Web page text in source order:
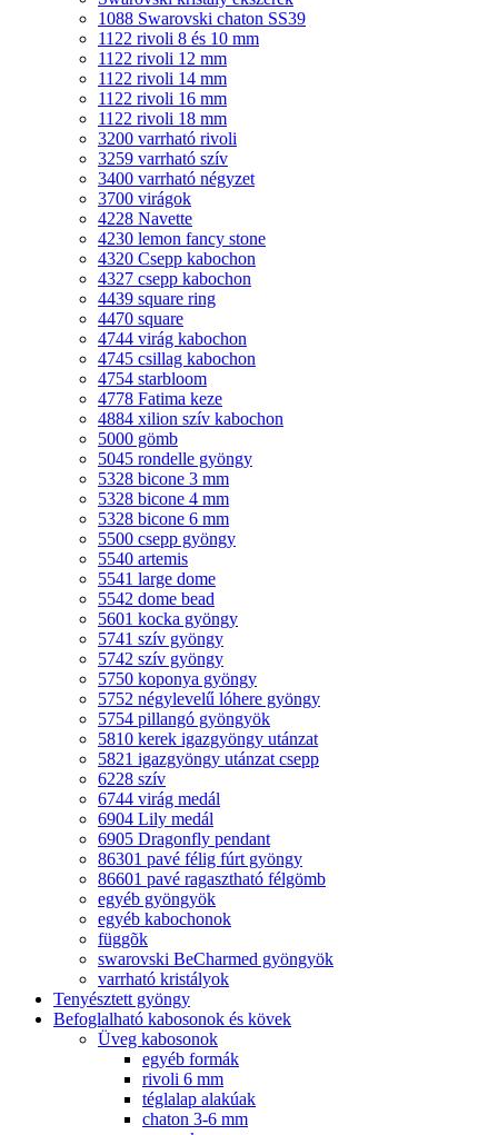
1088 Swarovski chaton SS39
1122 rivoli 8 és 10 mm
1122 rivoli 12 mm
1122 rivoli 14 mm
1122 rivoli 16 mm
1122 rivoli 18 mm
3200 varrható rivoli
3259 varrható szív
3400 varrható négyzet
3700 virágok
4228 Navette
4230 lemon fancy stone
4320 Csepp kabochon
4327 csepp kabochon
4439 square ring
4470 square
4744 virág kabochon
4745 csillag kabochon
4754 starbloom
4778 Fatima keze
4884 xilion szív kabochon
5000 gömb
5045 rondelle gyöngy
5328 bicone 3 mm
5328 bicone 4 mm
5328 bicone 6 mm
5500 csepp gyöngy
5540 artemis
5541 large dome
5542 dome bead
5601 kocka gyöngy
5741 szív gyöngy
5742 szív gyöngy
5750 koponya gyöngy
5752 négylevelű lóhere gyöngy
5754 pillangó gyöngyök
5810 kerek igazgyöngy utánzat
5821 igazgyöngy utánzat csepp
6228 szív
6744 virág medál
6904 Lily medál
6905 Dragonfly pendant
86301 pavé félig fúrt gyöngy
86601 pavé ragasztható félgömb
egyéb gyöngyök
egyéb kabochonok
függõk
swarovski BeCharmed gyöngyök
varrható kristályok
Tenyésztett gyöngy
Befoglalható kabosonok és kövek
Üveg kabosonok
egyéb formák
rivoli 6 mm
téglalap alakúak
chaton 3-6 mm